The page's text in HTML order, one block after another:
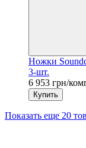
Ножки
3-шт.
6 953 грн/
Купить
Показать еще 20